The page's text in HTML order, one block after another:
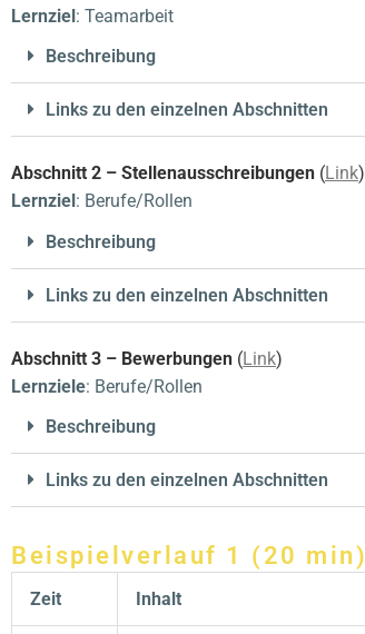
Lernziel: Teamarbeit
Beschreibung
Links zu den einzelnen Abschnitten
Abschnitt 2 – Stellenausschreibungen (Link)
Lernziel : Berufe/Rollen
Beschreibung
Links zu den einzelnen Abschnitten
Abschnitt 3 – Bewerbungen (Link)
Lernziele: Berufe/Rollen
Beschreibung
Links zu den einzelnen Abschnitten
Beispielverlauf 1 (20 min)
Zeit Inhalt